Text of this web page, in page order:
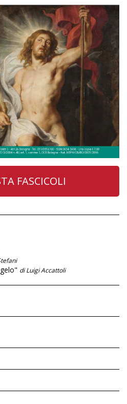
FASCICOLI
di Luigi Accattoli